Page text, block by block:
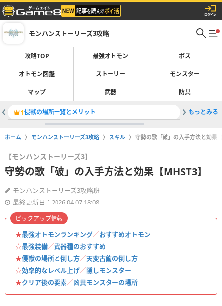
モンハンストーリーズ3攻略
攻略TOP 最強オトモン ボス
オトモン図鑑 ストーリー モンスター
マップ 武器 防具
1侵獣の場所一覧とメリット 2ストー
もっとみる
ホーム モンハンストーリーズ3攻略 スキル 守勢の歌「破」の入手方法と効果
【モンハンストーリーズ3】
守勢の歌「破」の入手方法と効果【MHST3】
モンハンストーリーズ3攻略班
最終更新日：2026.04.07 18:08
★最強オトモンランキング／おすすめオトモン
☆最強装備／武器種のおすすめ
★侵獣の場所と倒し方／天変古龍の倒し方
☆効率的なレベル上げ／隠しモンスター
★クリア後の要素／凶異モンスターの場所
ピックアップ情報